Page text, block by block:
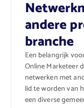
andere
branche
Een belangrijk
Online Marketeer
netwerken met
lid te worden van
een diverse